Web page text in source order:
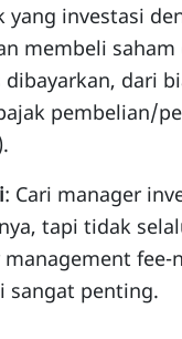
yang investasi
membeli
dibayarkan, dari
pembelian/
: Cari manager
tapi tidak
management
sangat penting.